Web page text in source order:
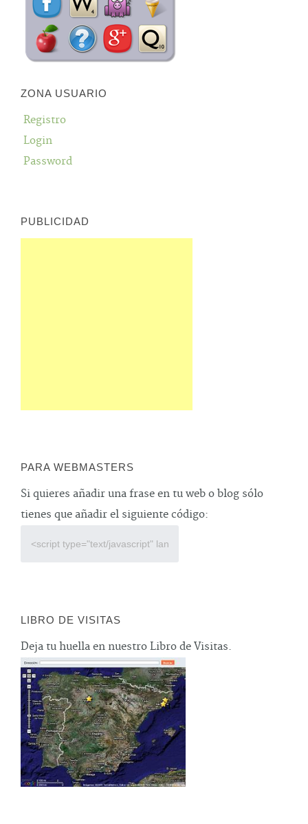
ZONA USUARIO
Registro
Login
Password
PUBLICIDAD
PARA WEBMASTERS
Si quieres añadir una frase en tu web o blog sólo
tienes que añadir el siguiente código:
LIBRO DE VISITAS
Deja tu huella en nuestro Libro de Visitas.